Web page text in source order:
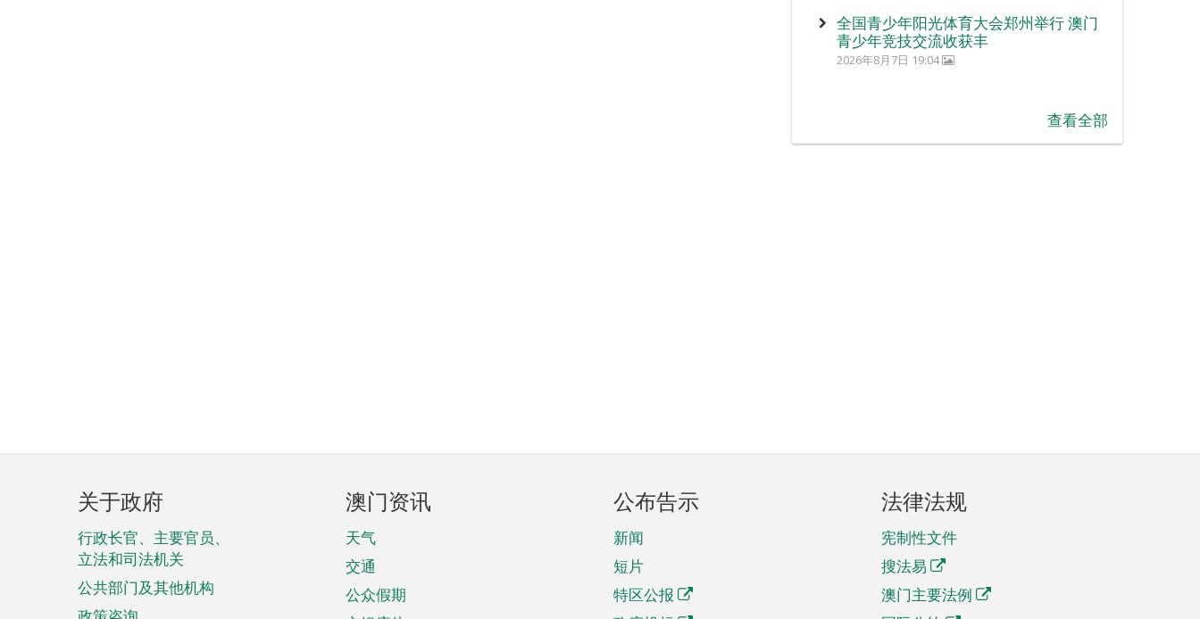
全国青少年阳光体育大会郑州举行 澳门
青少年竞技交流收获丰
2026年8月7日 19:04
查看全部
页
脚
菜
单
关于政府
行政长官、主要官员、
立法和司法机关
公共部门及其他机构
澳门资讯
天气
交通
公众假期
公布告示
新闻
短片
特区公报
法律法规
宪制性文件
搜法易
澳门主要法例